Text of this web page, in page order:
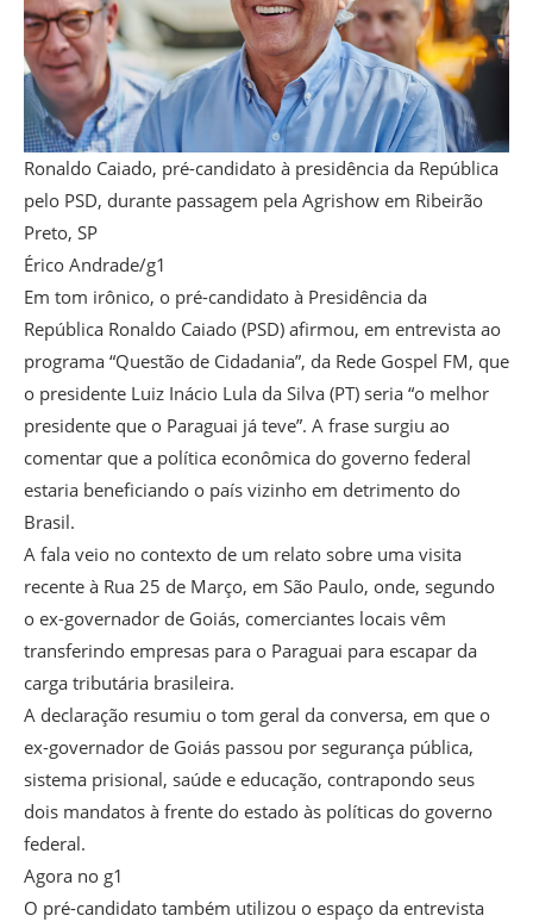
Ronaldo Caiado, pré-candidato à presidência da República
pelo PSD, durante passagem pela Agrishow em Ribeirão
Preto, SP
Érico Andrade/g1
Em tom irônico, o pré-candidato à Presidência da
República Ronaldo Caiado (PSD) afirmou, em entrevista ao
programa “Questão de Cidadania”, da Rede Gospel FM, que
o presidente Luiz Inácio Lula da Silva (PT) seria “o melhor
presidente que o Paraguai já teve”. A frase surgiu ao
comentar que a política econômica do governo federal
estaria beneficiando o país vizinho em detrimento do
Brasil.
A fala veio no contexto de um relato sobre uma visita
recente à Rua 25 de Março, em São Paulo, onde, segundo
o ex-governador de Goiás, comerciantes locais vêm
transferindo empresas para o Paraguai para escapar da
carga tributária brasileira.
A declaração resumiu o tom geral da conversa, em que o
ex-governador de Goiás passou por segurança pública,
sistema prisional, saúde e educação, contrapondo seus
dois mandatos à frente do estado às políticas do governo
federal.
Agora no g1
O pré-candidato também utilizou o espaço da entrevista